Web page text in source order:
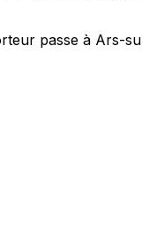
passe à Ars-